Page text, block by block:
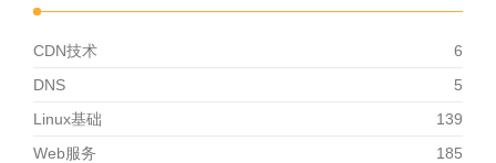
CDN技术
6
DNS
5
Linux基础
139
Web服务
185